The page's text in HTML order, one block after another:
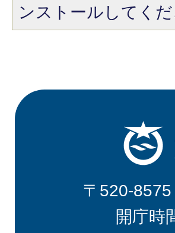
ンストールしてくだ
〒520-
開庁時